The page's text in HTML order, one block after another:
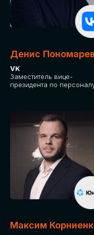
Денис
VK
Заместитель вице-
президента по
Максим